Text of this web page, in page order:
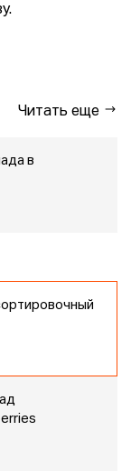
Читать еще
в